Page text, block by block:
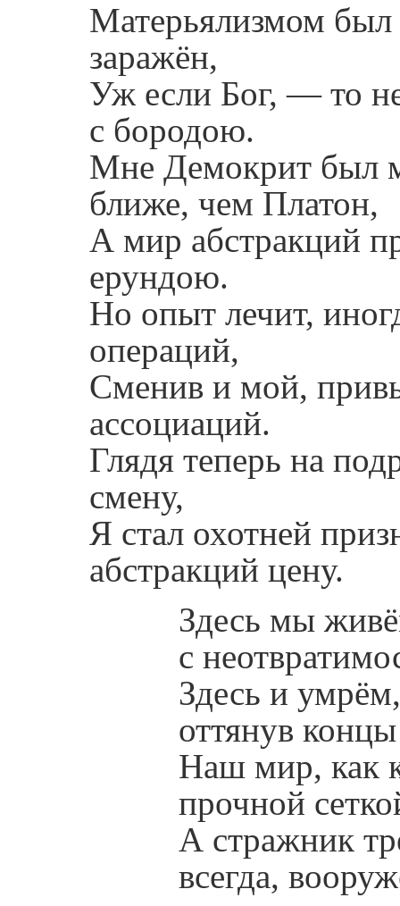
Матерьялизмом был
заражён,
Уж если Бог, — то
с бородою.
Мне Демокрит был
ближе, чем Платон,
А мир абстракций
ерундою.
Но опыт лечит,
операций,
Сменив и мой,
ассоциаций.
Глядя теперь на
смену,
Я стал охотней
абстракций цену.
Здесь мы
с
Здесь и
оттянув
Наш мир, как
прочной
А стражник
всегда,